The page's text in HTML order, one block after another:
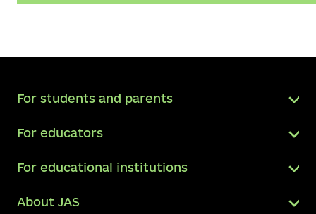
For students and parents
For educators
For educational institutions
About JAS